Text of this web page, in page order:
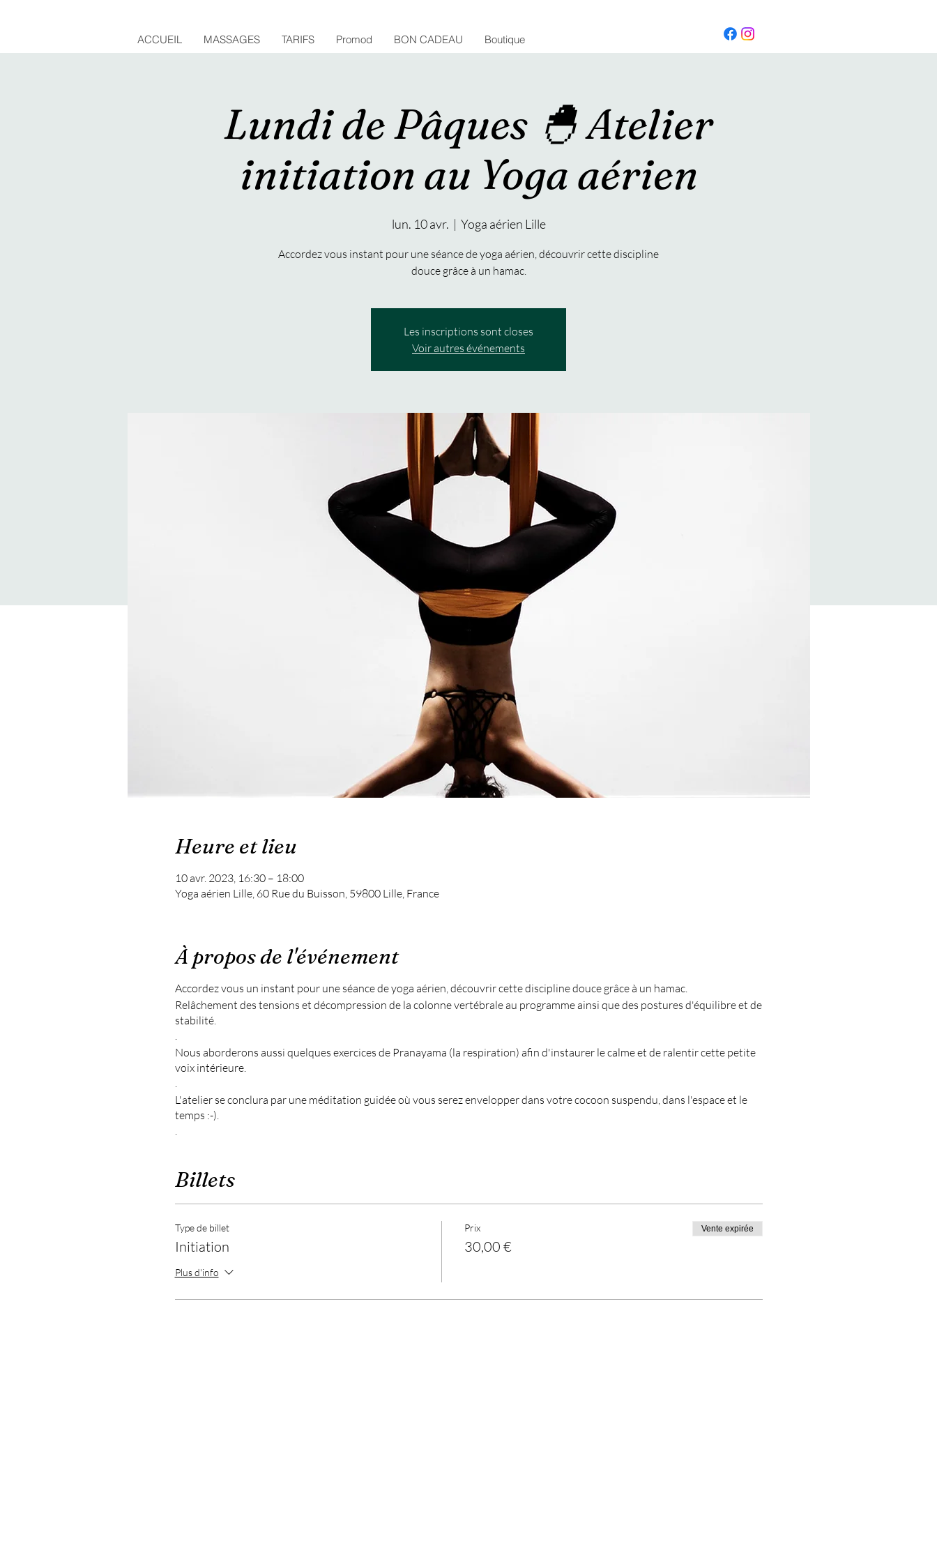
ACCUEIL MASSAGES TARIFS Promod BON CADEAU Boutique
Lundi de Pâques 🐣 Atelier
initiation au Yoga aérien
lun. 10 avr.
  |
Yoga aérien Lille
Accordez vous instant pour une séance de yoga aérien, découvrir cette discipline
douce grâce à un hamac.
Les inscriptions sont closes
Voir autres événements
Heure et lieu
10 avr. 2023, 16:30 – 18:00
Yoga aérien Lille, 60 Rue du Buisson, 59800 Lille, France
À propos de l'événement
Accordez vous un instant pour une séance de yoga aérien, découvrir cette discipline douce grâce à un hamac.
Relâchement des tensions et décompression de la colonne vertébrale au programme ainsi que des postures d'équilibre et de
stabilité.
.
Nous aborderons aussi quelques exercices de Pranayama (la respiration) afin d'instaurer le calme et de ralentir cette petite
voix intérieure.
.
L'atelier se conclura par une méditation guidée où vous serez envelopper dans votre cocoon suspendu, dans l'espace et le
temps :-).
.
Tarif : 30€ / personne
Billets
Type de billet
Initiation
Plus d'info
Prix
30,00 €
Vente expirée